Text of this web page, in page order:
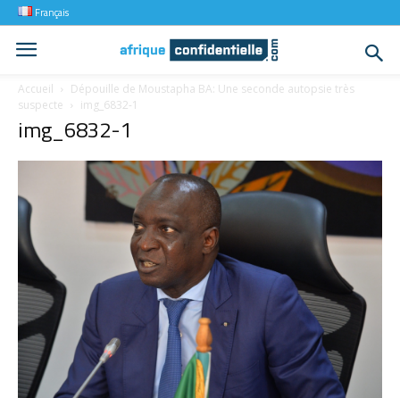
Français
Accueil
Dépouille de Moustapha BA: Une seconde autopsie très
suspecte
img_6832-1
img_6832-1